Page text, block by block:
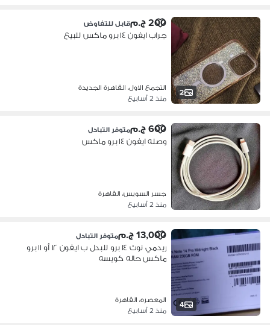
2
200 ج.م قابل للتفاوض
جراب ايفون ١٤ برو ماكس للبيع
التجمع الاول، القاهرة الجديدة
منذ 2 أسابيع
600 ج.م متوفر التبادل
وصله ايفون ١٤ برو ماكس
جسر السويس، القاهرة
منذ 2 أسابيع
4
13,000 ج.م متوفر التبادل
ريدمي نوت ١٤ برو للبدل ب ايفون ١٢ أو ١١ برو
ماكس حاله كويسه
المعصره، القاهرة
منذ 2 أسابيع